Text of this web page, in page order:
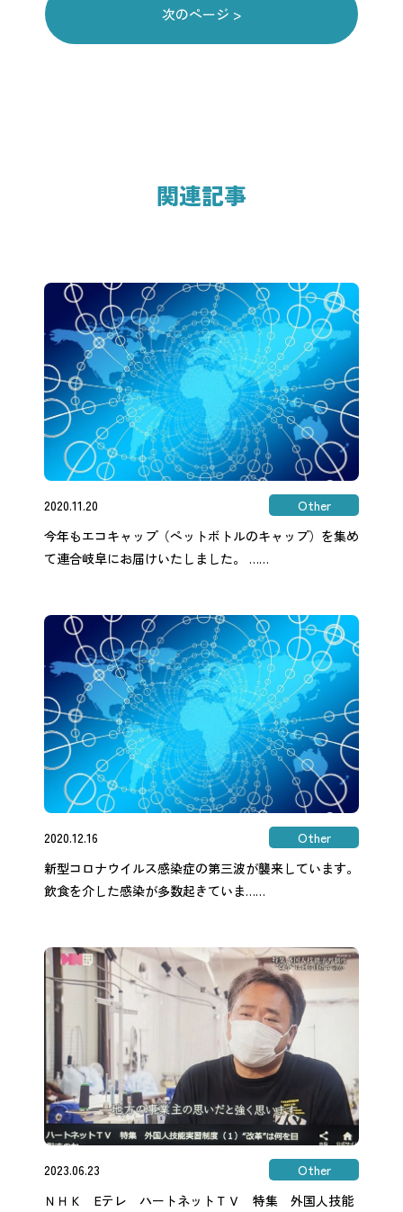
次のページ >
関連記事
2020.11.20
Other
今年もエコキャップ（ペットボトルのキャップ）を集め
て連合岐阜にお届けいたしました。 ……
2020.12.16
Other
新型コロナウイルス感染症の第三波が襲来しています。
飲食を介した感染が多数起きていま……
2023.06.23
Other
ＮＨＫ Eテレ ハートネットＴＶ 特集 外国人技能